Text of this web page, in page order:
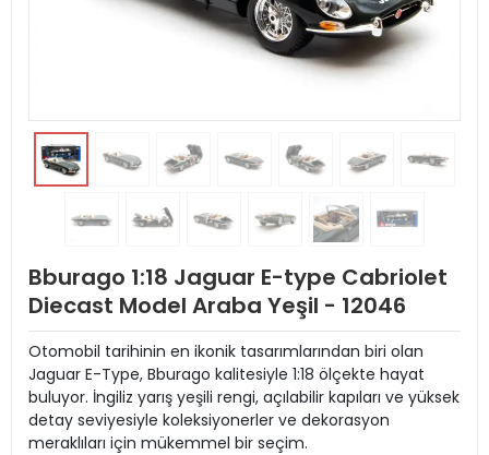
Bburago 1:18 Jaguar E-type Cabriolet
Diecast Model Araba Yeşil - 12046
Otomobil tarihinin en ikonik tasarımlarından biri olan
Jaguar E-Type, Bburago kalitesiyle 1:18 ölçekte hayat
buluyor. İngiliz yarış yeşili rengi, açılabilir kapıları ve yüksek
detay seviyesiyle koleksiyonerler ve dekorasyon
meraklıları için mükemmel bir seçim.